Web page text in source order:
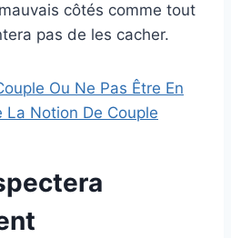
côtés comme tout
pas de les cacher.
Ou Ne Pas Être En
La Notion De Couple